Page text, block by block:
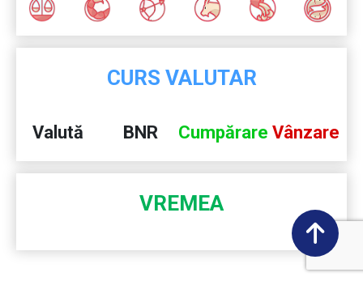
CURS VALUTAR
Valută BNR Cumpărare Vânzare
VREMEA